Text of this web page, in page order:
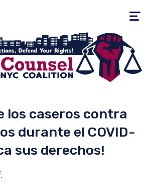
Toggle
los caseros contra
durante el COVID-
sus derechos!
.